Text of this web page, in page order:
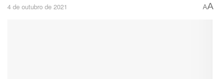
4 de outubro de 2021 AA